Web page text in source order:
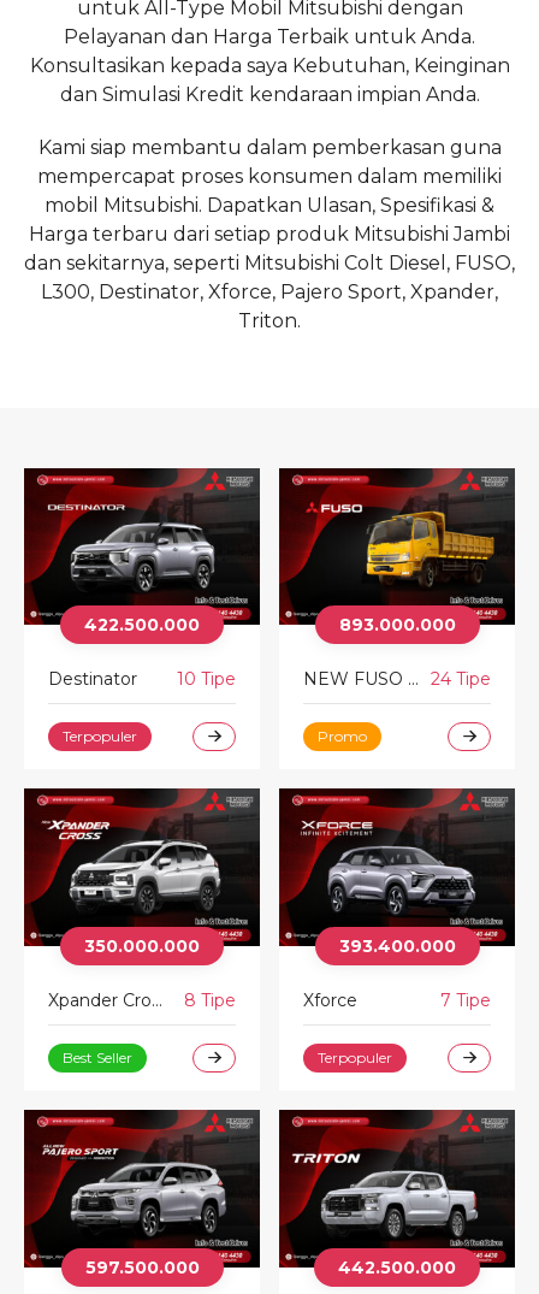
untuk All-Type Mobil Mitsubishi dengan
Pelayanan dan Harga Terbaik untuk Anda.
Konsultasikan kepada saya Kebutuhan, Keinginan
dan Simulasi Kredit kendaraan impian Anda.
Kami siap membantu dalam pemberkasan guna
mempercapat proses konsumen dalam memiliki
mobil Mitsubishi. Dapatkan Ulasan, Spesifikasi &
Harga terbaru dari setiap produk Mitsubishi Jambi
dan sekitarnya, seperti Mitsubishi Colt Diesel, FUSO,
L300, Destinator, Xforce, Pajero Sport, Xpander,
Triton.
422.500.000
Destinator 10 Tipe
Terpopuler
893.000.000
NEW FUSO FIGHTER 24 Tipe
Promo
350.000.000
Xpander Cross 8 Tipe
Best Seller
393.400.000
Xforce 7 Tipe
Terpopuler
597.500.000 442.500.000